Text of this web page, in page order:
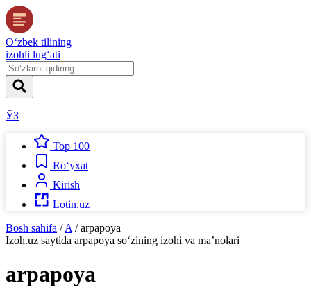
O‘zbek tilining
izohli lug‘ati
ЎЗ
Top 100
Ro‘yxat
Kirish
Lotin.uz
Bosh sahifa / A / arpapoya
Izoh.uz saytida arpapoya so‘zining izohi va ma’nolari
arpapoya